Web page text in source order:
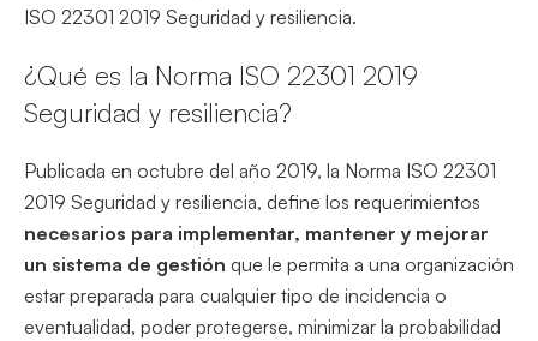
ISO 22301 2019 Seguridad y resiliencia.
¿Qué es la Norma ISO 22301 2019
Seguridad y resiliencia?
Publicada en octubre del año 2019, la Norma ISO 22301
2019 Seguridad y resiliencia, define los requerimientos
necesarios para implementar, mantener y mejorar
un sistema de gestión que le permita a una organización
estar preparada para cualquier tipo de incidencia o
eventualidad, poder protegerse, minimizar la probabilidad